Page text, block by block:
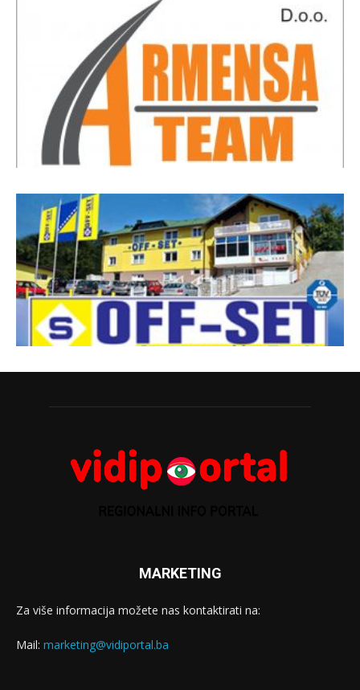
MARKETING
Za više informacija možete nas kontaktirati na:
Mail: marketing@vidiportal.ba